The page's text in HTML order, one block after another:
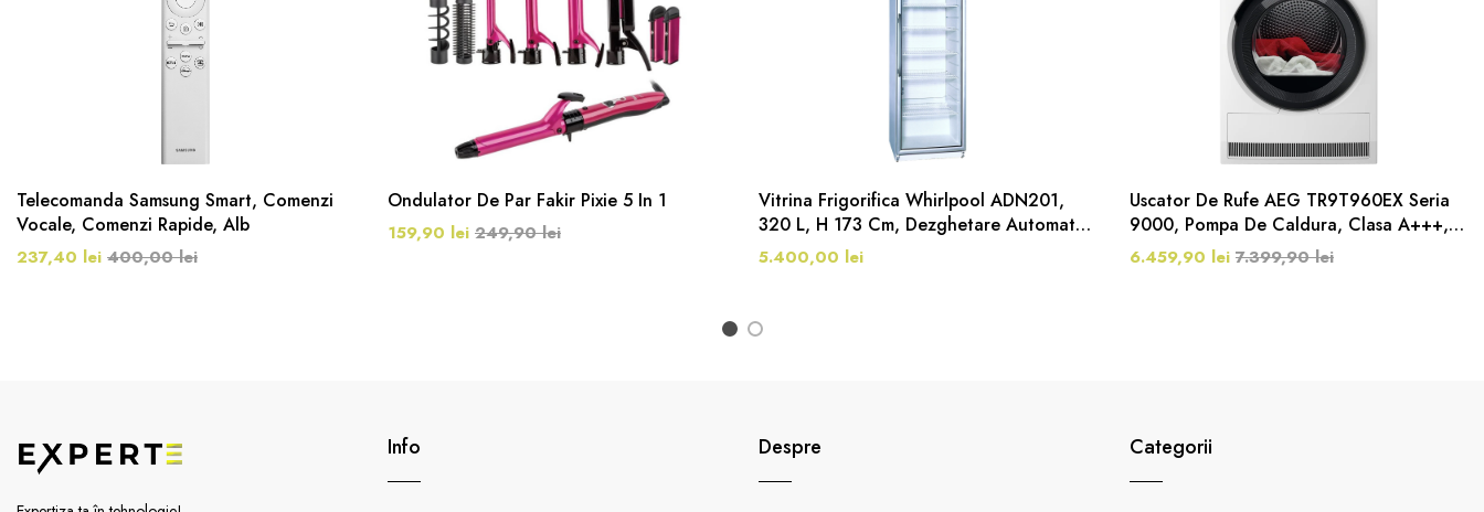
Telecomanda Samsung Smart, Comenzi
Vocale, Comenzi Rapide, Alb
237,40 lei 400,00 lei
Ondulator De Par Fakir Pixie 5 In 1
159,90 lei 249,90 lei
Vitrina Frigorifica Whirlpool ADN201,
320 L, H 173 Cm, Dezghetare Automata,
Alb/Argintiu
5.400,00 lei
Uscator De Rufe AEG TR9T960EX Seria
9000, Pompa De Caldura, Clasa A+++, 9
Kg, Alb
6.459,90 lei 7.399,90 lei
1 2
Info Despre Categorii